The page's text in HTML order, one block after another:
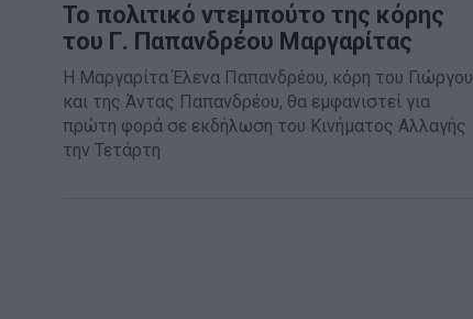
Το πολιτικό ντεμπούτο της κόρης
του Γ. Παπανδρέου Μαργαρίτας
Η Μαργαρίτα Έλενα Παπανδρέου, κόρη του Γιώργου
και της Άντας Παπανδρέου, θα εμφανιστεί για
πρώτη φορά σε εκδήλωση του Κινήματος Αλλαγής
την Τετάρτη